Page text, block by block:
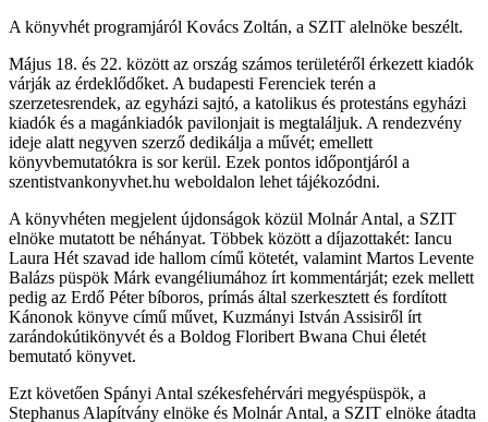
A könyvhét programjáról Kovács Zoltán, a SZIT alelnöke beszélt.
Május 18. és 22. között az ország számos területéről érkezett kiadók
várják az érdeklődőket. A budapesti Ferenciek terén a
szerzetesrendek, az egyházi sajtó, a katolikus és protestáns egyházi
kiadók és a magánkiadók pavilonjait is megtaláljuk. A rendezvény
ideje alatt negyven szerző dedikálja a művét; emellett
könyvbemutatókra is sor kerül. Ezek pontos időpontjáról a
szentistvankonyvhet.hu weboldalon lehet tájékozódni.
A könyvhéten megjelent újdonságok közül Molnár Antal, a SZIT
elnöke mutatott be néhányat. Többek között a díjazottakét: Iancu
Laura Hét szavad ide hallom című kötetét, valamint Martos Levente
Balázs püspök Márk evangéliumához írt kommentárját; ezek mellett
pedig az Erdő Péter bíboros, prímás által szerkesztett és fordított
Kánonok könyve című művet, Kuzmányi István Assisiről írt
zarándokútikönyvét és a Boldog Floribert Bwana Chui életét
bemutató könyvet.
Ezt követően Spányi Antal székesfehérvári megyéspüspök, a
Stephanus Alapítvány elnöke és Molnár Antal, a SZIT elnöke átadta